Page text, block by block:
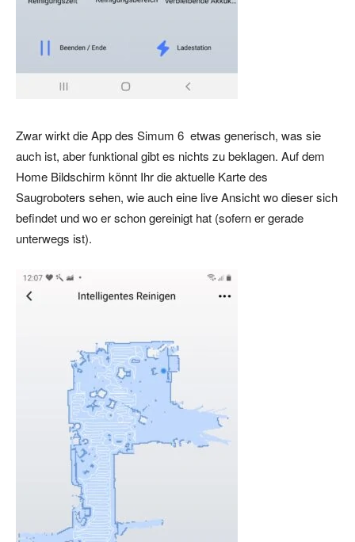
Zwar wirkt die App des Simum 6 etwas generisch, was sie
auch ist, aber funktional gibt es nichts zu beklagen. Auf dem
Home Bildschirm könnt Ihr die aktuelle Karte des
Saugroboters sehen, wie auch eine live Ansicht wo dieser sich
befindet und wo er schon gereinigt hat (sofern er gerade
unterwegs ist).